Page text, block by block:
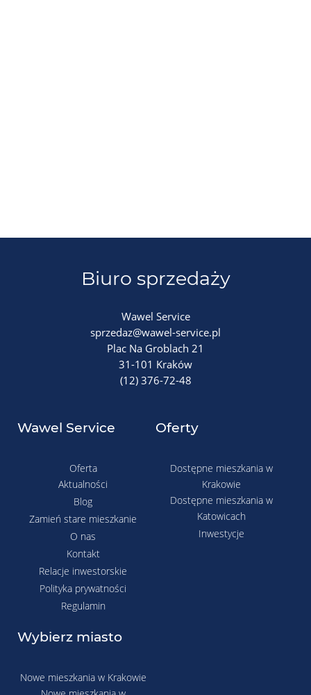
Biuro sprzedaży
Wawel Service
sprzedaz@wawel-service.pl
Plac Na Groblach 21
31-101 Kraków
(12) 376-72-48
Wawel Service
Oferta
Aktualności
Blog
Zamień stare mieszkanie
O nas
Kontakt
Relacje inwestorskie
Polityka prywatności
Regulamin
Oferty
Dostępne mieszkania w
Krakowie
Dostępne mieszkania w
Katowicach
Inwestycje
Wybierz miasto
Nowe mieszkania w Krakowie